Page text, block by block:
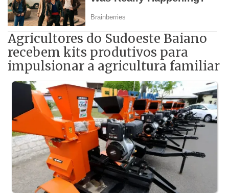
Agricultores do Sudoeste Baiano
recebem kits produtivos para
impulsionar a agricultura familiar